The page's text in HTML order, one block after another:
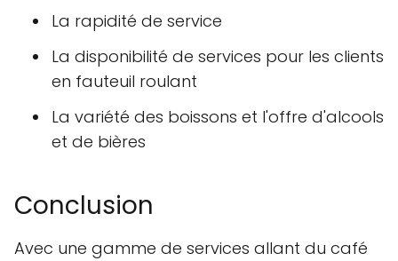
La rapidité de service
La disponibilité de services pour les clients
en fauteuil roulant
La variété des boissons et l'offre d'alcools
et de bières
Conclusion
Avec une gamme de services allant du café